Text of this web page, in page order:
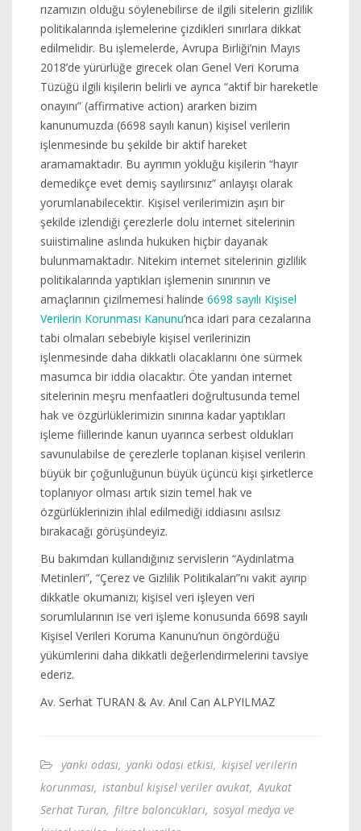
rızamızın olduğu söylenebilirse de ilgili sitelerin gizlilik
politikalarında işlemelerine çizdikleri sınırlara dikkat
edilmelidir. Bu işlemelerde, Avrupa Birliği’nin Mayıs
2018’de yürürlüğe girecek olan Genel Veri Koruma
Tüzüğü ilgili kişilerin belirli ve ayrıca “aktif bir hareketle
onayını” (affirmative action) ararken bizim
kanunumuzda (6698 sayılı kanun) kişisel verilerin
işlenmesinde bu şekilde bir aktif hareket
aramamaktadır. Bu ayrımın yokluğu kişilerin “hayır
demedikçe evet demiş sayılırsınız” anlayışı olarak
yorumlanabilecektir. Kişisel verilerimizin aşırı bir
şekilde izlendiği çerezlerle dolu internet sitelerinin
suiistimaline aslında hukuken hiçbir dayanak
bulunmamaktadır. Nitekim internet sitelerinin gizlilik
politikalarında yaptıkları işlemenin sınırının ve
amaçlarının çizilmemesi halinde 6698 sayılı Kişisel
Verilerin Korunması Kanunu’nca idari para cezalarına
tabi olmaları sebebiyle kişisel verilerinizin
işlenmesinde daha dikkatli olacaklarını öne sürmek
masumca bir iddia olacaktır. Öte yandan internet
sitelerinin meşru menfaatleri doğrultusunda temel
hak ve özgürlüklerimizin sınırına kadar yaptıkları
işleme fiillerinde kanun uyarınca serbest oldukları
savunulabilse de çerezlerle toplanan kişisel verilerin
büyük bir çoğunluğunun büyük üçüncü kişi şirketlerce
toplanıyor olması artık sizin temel hak ve
özgürlüklerinizin ihlal edilmediği iddiasını asılsız
bırakacağı görüşündeyiz.
Bu bakımdan kullandığınız servislerin “Aydınlatma
Metinleri”, “Çerez ve Gizlilik Politikaları”nı vakit ayırıp
dikkatle okumanızı; kişisel veri işleyen veri
sorumlularının ise veri işleme konusunda 6698 sayılı
Kişisel Verileri Koruma Kanunu’nun öngördüğü
yükümlerini daha dikkatli değerlendirmelerini tavsiye
ederiz.
Av. Serhat TURAN & Av. Anıl Can ALPYILMAZ
yankı odası, yankı odası etkisi, kişisel verilerin
korunması, istanbul kişisel veriler avukat, Avukat
Serhat Turan, filtre baloncukları, sosyal medya ve